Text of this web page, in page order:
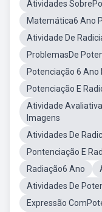
Atividades
Matemática6 Ano
Atividade De
ProblemasDe
Potenciação 6 Ano
Potenciação E
Atividade
Imagens
Atividades De
Pontenciação E
Radiação6 Ano
Atividades De
Expressão